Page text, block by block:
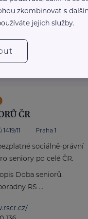
ČR
11 Praha 1
sociálně-právní
seniory po celé ČR.
Doba seniorů.
RS ...
zkombinovat s
jejich služby.